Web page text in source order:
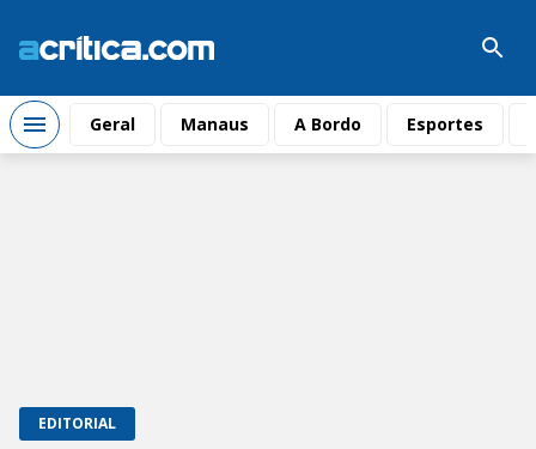
Geral Manaus A Bordo Esportes
EDITORIAL